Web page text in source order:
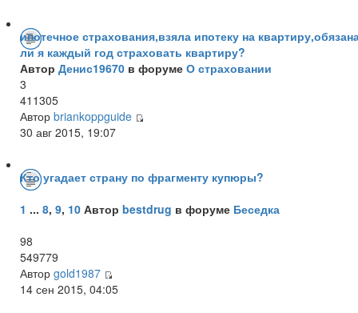
ипотечное страхования,взяла ипотеку на
ли я каждый год страховать квартиру?
Автор Денис19670 в форуме О страховании
3
411305
Автор briankoppguide
30 авг 2015, 19:07
Кто угадает страну по фрагменту купюры?
1 ... 8, 9, 10 Автор bestdrug в форуме Беседка
98
549779
Автор gold1987
14 сен 2015, 04:05